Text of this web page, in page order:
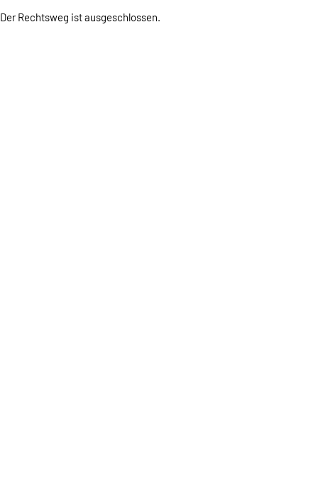
Der Rechtsweg ist ausgeschlossen.